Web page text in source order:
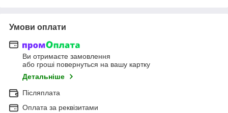
Умови оплати
Ви отримаєте замовлення
або гроші повернуться на вашу картку
Детальніше
Післяплата
Оплата за реквізитами